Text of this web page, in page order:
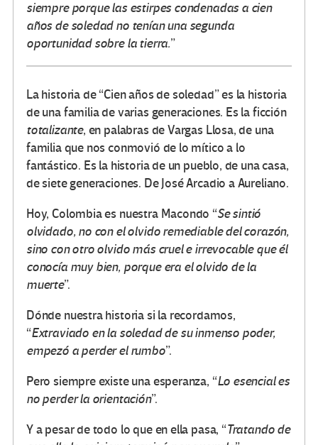
siempre porque las estirpes condenadas a cien
años de soledad no tenían una segunda
oportunidad sobre la tierra.”
La historia de “Cien años de soledad” es la historia
de una familia de varias generaciones. Es la ficción
totalizante, en palabras de Vargas Llosa, de una
familia que nos conmovió de lo mítico a lo
fantástico. Es la historia de un pueblo, de una casa,
de siete generaciones. De José Arcadio a Aureliano.
Hoy, Colombia es nuestra Macondo “Se sintió
olvidado, no con el olvido remediable del corazón,
sino con otro olvido más cruel e irrevocable que él
conocía muy bien, porque era el olvido de la
muerte”.
Dónde nuestra historia si la recordamos,
“Extraviado en la soledad de su inmenso poder,
empezó a perder el rumbo”.
Pero siempre existe una esperanza, “Lo esencial es
no perder la orientación”.
Y a pesar de todo lo que en ella pasa, “Tratando de